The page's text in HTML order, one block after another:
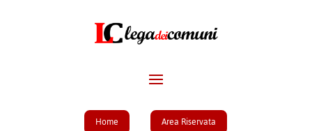
Home Area Riservata